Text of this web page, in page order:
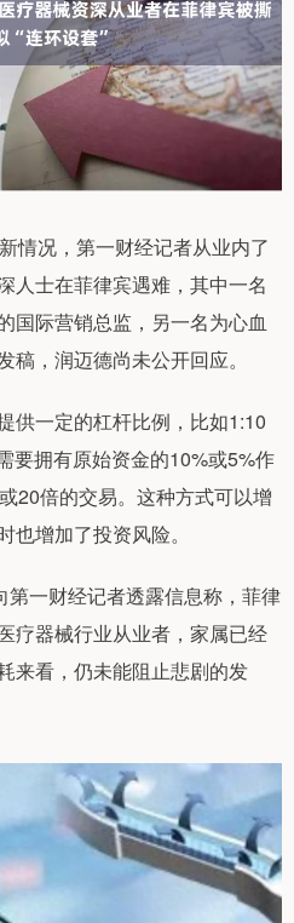
况，第一财经记者从业内了
人士在菲律宾遇难，其中一名
国际营销总监，另一名为心血
，润迈德尚未公开回应。
供一定的杠杆比例，比如1:10
要拥有原始资金的10%或5%作
20倍的交易。这种方式可以增
增加了投资风险。
一财经记者透露信息称，菲律
疗器械行业从业者，家属已经
来看，仍未能阻止悲剧的发